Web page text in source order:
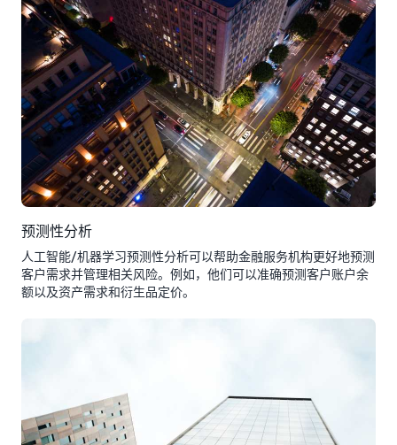
预测性分析
人工智能/机器学习预测性分析可以帮助金融服务机构更好地预测
客户需求并管理相关风险。例如，他们可以准确预测客户账户余
额以及资产需求和衍生品定价。